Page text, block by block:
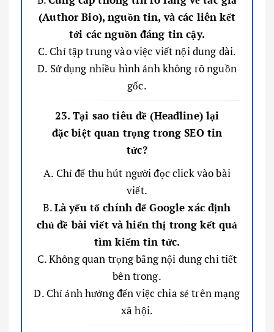
(Author Bio), nguồn tin, và các liên kết
tới các nguồn đáng tin cậy.
C. Chỉ tập trung vào việc viết nội dung dài.
D. Sử dụng nhiều hình ảnh không rõ nguồn
gốc.
23. Tại sao tiêu đề (Headline) lại
đặc biệt quan trọng trong SEO tin
tức?
A. Chỉ để thu hút người đọc click vào bài
viết.
B.Là yếu tố chính để Google xác định
chủ đề bài viết và hiển thị trong kết quả
tìm kiếm tin tức.
C. Không quan trọng bằng nội dung chi tiết
bên trong.
D. Chỉ ảnh hưởng đến việc chia sẻ trên mạng
xã hội.